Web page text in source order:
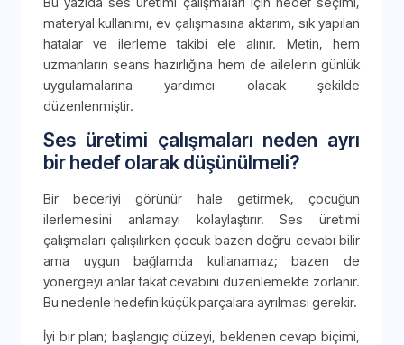
materyal kullanımı, ev çalışmasına aktarım, sık yapılan
hatalar ve ilerleme takibi ele alınır. Metin, hem
uzmanların seans hazırlığına hem de ailelerin günlük
uygulamalarına yardımcı olacak şekilde
düzenlenmiştir.
Ses üretimi çalışmaları neden ayrı
bir hedef olarak düşünülmeli?
Bir beceriyi görünür hale getirmek, çocuğun
ilerlemesini anlamayı kolaylaştırır. Ses üretimi
çalışmaları çalışılırken çocuk bazen doğru cevabı bilir
ama uygun bağlamda kullanamaz; bazen de
yönergeyi anlar fakat cevabını düzenlemekte zorlanır.
Bu nedenle hedefin küçük parçalara ayrılması gerekir.
İyi bir plan; başlangıç düzeyi, beklenen cevap biçimi,